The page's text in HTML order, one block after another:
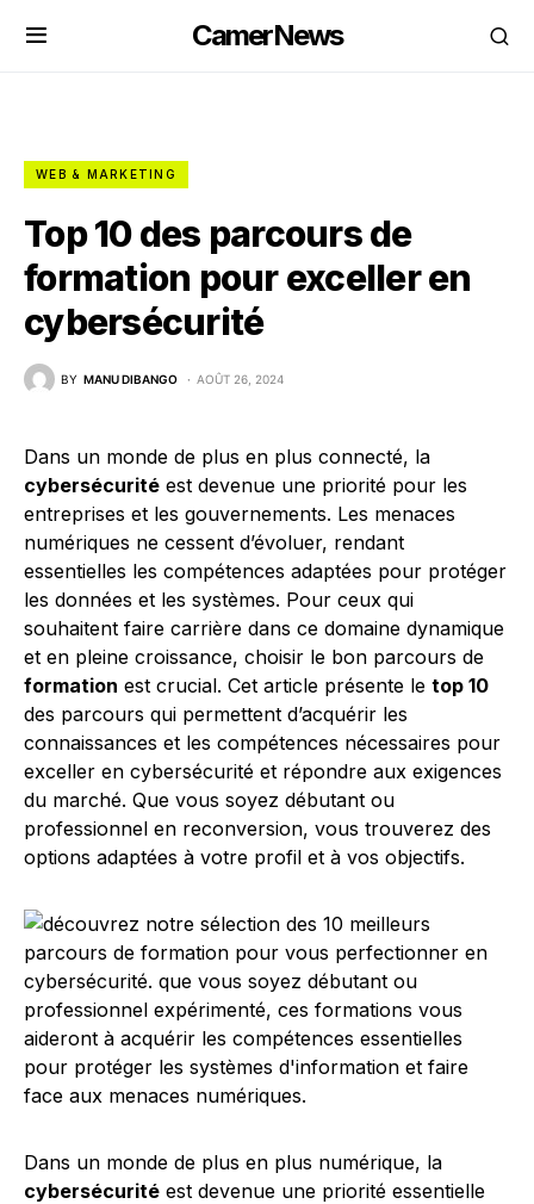
CamerNews
WEB & MARKETING
Top 10 des parcours de
formation pour exceller en
cybersécurité
BY MANU DIBANGO AOÛT 26, 2024
Dans un monde de plus en plus connecté, la
cybersécurité est devenue une priorité pour les
entreprises et les gouvernements. Les menaces
numériques ne cessent d’évoluer, rendant
essentielles les compétences adaptées pour protéger
les données et les systèmes. Pour ceux qui
souhaitent faire carrière dans ce domaine dynamique
et en pleine croissance, choisir le bon parcours de
formation est crucial. Cet article présente le top 10
des parcours qui permettent d’acquérir les
connaissances et les compétences nécessaires pour
exceller en cybersécurité et répondre aux exigences
du marché. Que vous soyez débutant ou
professionnel en reconversion, vous trouverez des
options adaptées à votre profil et à vos objectifs.
Dans un monde de plus en plus numérique, la
cybersécurité est devenue une priorité essentielle